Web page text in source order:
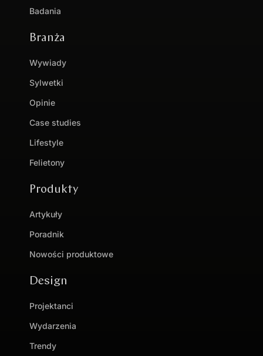
Badania
Branża
Wywiady
Sylwetki
Opinie
Case studies
Lifestyle
Felietony
Produkty
Artykuły
Poradnik
Nowości produktowe
Design
Projektanci
Wydarzenia
Trendy